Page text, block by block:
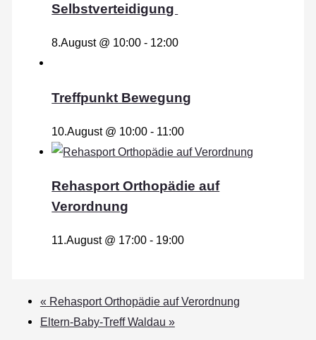
Selbstverteidigung
8.August @ 10:00 - 12:00
Treffpunkt Bewegung
10.August @ 10:00 - 11:00
Rehasport Orthopädie auf
Verordnung
11.August @ 17:00 - 19:00
« Rehasport Orthopädie auf Verordnung
Eltern-Baby-Treff Waldau »